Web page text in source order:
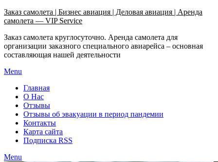
Заказ самолета | Бизнес авиация | Деловая авиация | Аренда
самолета — VIP Service
Заказ самолета круглосуточно. Аренда самолета для
организации заказного специального авиарейса – основная
составляющая нашей деятельности
Menu
Главная
О Нас
Отзывы
Отзывы об эвакуации в период пандемии
Контакты
Карта сайта
Подписка RSS
Menu